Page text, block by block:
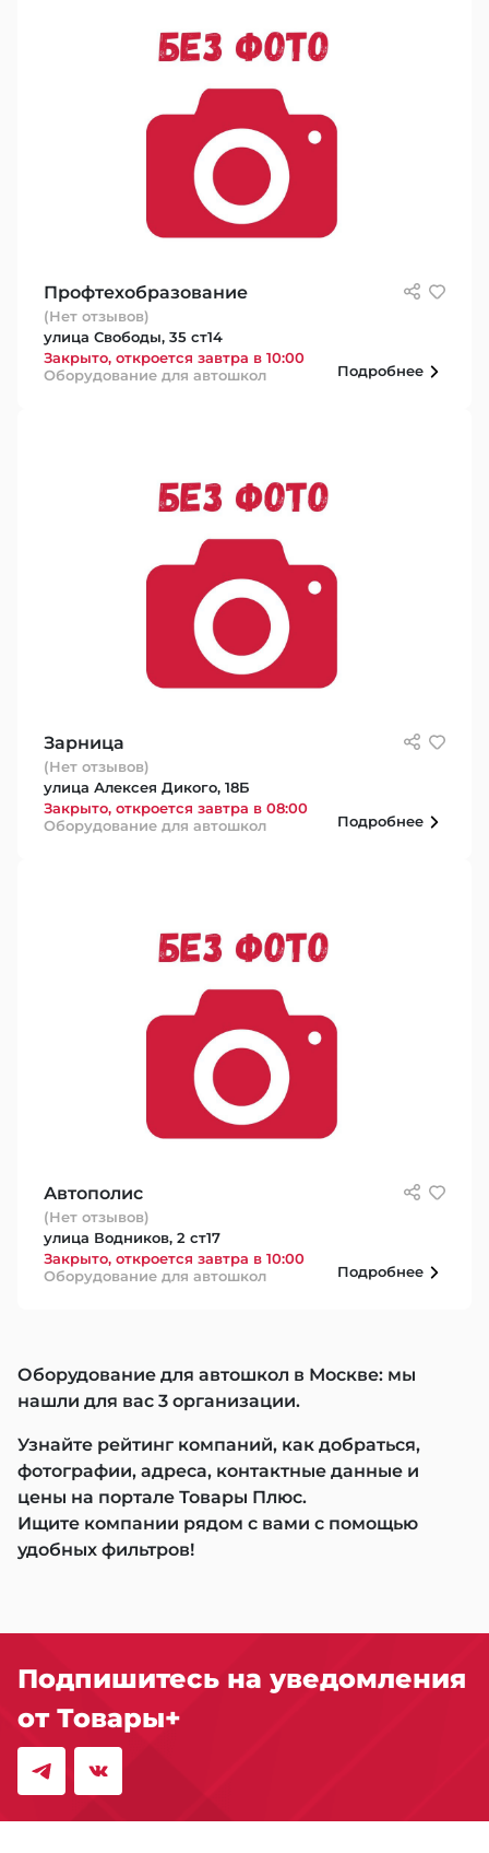
Профтехобразование
(Нет отзывов)
улица Свободы, 35 ст14
Закрыто, откроется завтра в 10:00
Оборудование для автошкол
Подробнее
Зарница
(Нет отзывов)
улица Алексея Дикого, 18Б
Закрыто, откроется завтра в 08:00
Оборудование для автошкол
Подробнее
Автополис
(Нет отзывов)
улица Водников, 2 ст17
Закрыто, откроется завтра в 10:00
Оборудование для автошкол
Подробнее
Оборудование для автошкол в Москве: мы
нашли для вас 3 организации.
Узнайте рейтинг компаний, как добраться,
фотографии, адреса, контактные данные и
цены на портале Товары Плюс.
Ищите компании рядом с вами с помощью
удобных фильтров!
Подпишитесь на уведомления
от Товары+